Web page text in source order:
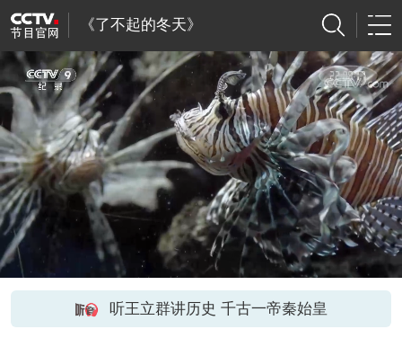
《了不起的冬天》
听王立群讲历史 千古一帝秦始皇